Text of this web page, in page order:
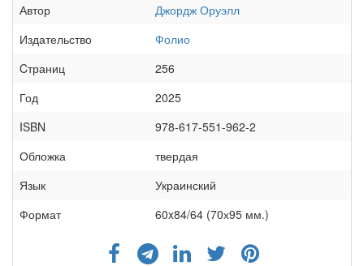
Автор
Джордж Оруэлл
Издательство
Фолио
Cтраниц
256
Год
2025
ISBN
978-617-551-962-2
Обложка
твердая
Язык
Украинский
Формат
60x84/64 (70х95 мм.)